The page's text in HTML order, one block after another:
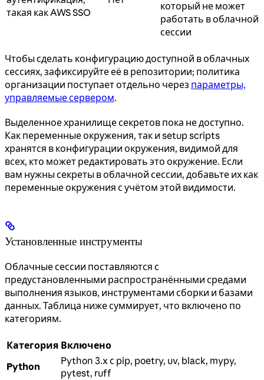
такая как AWS SSO
который не может
работать в облачной
сессии
Чтобы сделать конфигурацию доступной в облачных
сессиях, зафиксируйте её в репозитории; политика
организации поступает отдельно через параметры,
управляемые сервером.
Выделенное хранилище секретов пока не доступно.
Как переменные окружения, так и setup scripts
хранятся в конфигурации окружения, видимой для
всех, кто может редактировать это окружение. Если
вам нужны секреты в облачной сессии, добавьте их как
переменные окружения с учётом этой видимости.
Установленные инструменты
Облачные сессии поставляются с
предустановленными распространёнными средами
выполнения языков, инструментами сборки и базами
данных. Таблица ниже суммирует, что включено по
категориям.
Категория Включено
Python
Python 3.x с pip, poetry, uv, black, mypy,
pytest, ruff